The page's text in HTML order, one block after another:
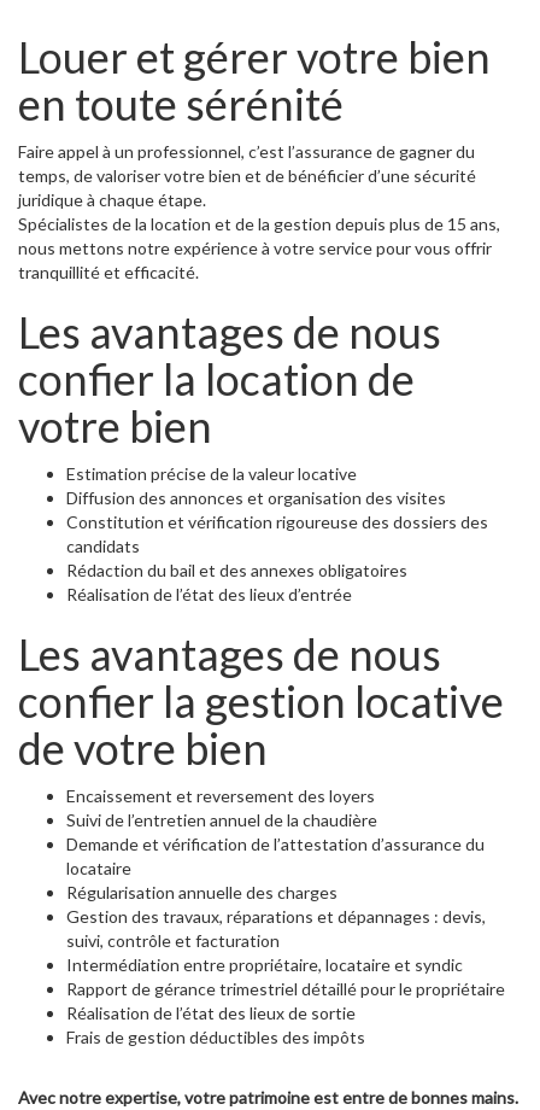
Louer et gérer votre bien
en toute sérénité
Faire appel à un professionnel, c’est l’assurance de gagner du
temps, de valoriser votre bien et de bénéficier d’une sécurité
juridique à chaque étape.
Spécialistes de la location et de la gestion depuis plus de 15 ans,
nous mettons notre expérience à votre service pour vous offrir
tranquillité et efficacité.
Les avantages de nous
confier la location de
votre bien
Estimation précise de la valeur locative
Diffusion des annonces et organisation des visites
Constitution et vérification rigoureuse des dossiers des
candidats
Rédaction du bail et des annexes obligatoires
Réalisation de l’état des lieux d’entrée
Les avantages de nous
confier la gestion locative
de votre bien
Encaissement et reversement des loyers
Suivi de l’entretien annuel de la chaudière
Demande et vérification de l’attestation d’assurance du
locataire
Régularisation annuelle des charges
Gestion des travaux, réparations et dépannages : devis,
suivi, contrôle et facturation
Intermédiation entre propriétaire, locataire et syndic
Rapport de gérance trimestriel détaillé pour le propriétaire
Réalisation de l’état des lieux de sortie
Frais de gestion déductibles des impôts
Avec notre expertise, votre patrimoine est entre de bonnes mains.